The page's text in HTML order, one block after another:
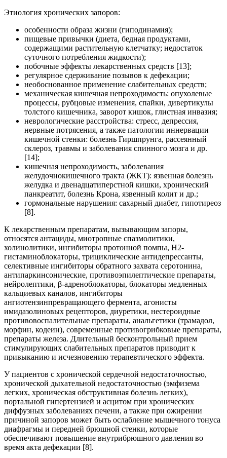
Этиология хронических запоров:
особенности образа жизни (гиподинамия);
пищевые привычки (диета, бедная продуктами,
содержащими растительную клетчатку; недостаток
суточного потребления жидкости);
побочные эффекты лекарственных средств [13];
регулярное сдерживание позывов к дефекации;
необоснованное применение слабительных средств;
механическая кишечная непроходимость: опухолевые
процессы, рубцовые изменения, спайки, дивертикулы
толстого кишечника, заворот кишок, глистная инвазия;
неврологические расстройства: стресс, депрессия,
нервные потрясения, а также патологии иннервации
кишечной стенки: болезнь Гиршпрунга, рассеянный
склероз, травмы и заболевания спинного мозга и др.
[14];
кишечная непроходимость, заболевания
желудочнокишечного тракта (ЖКТ): язвенная болезнь
желудка и двенадцатиперстной кишки, хронический
панкреатит, болезнь Крона, язвенный колит и др.;
гормональные нарушения: сахарный диабет, гипотиреоз
[8].
К лекарственным препаратам, вызывающим запоры,
относятся антациды, миотропные спазмолитики,
холинолитики, ингибиторы протонной помпы, Н2-
гистаминоблокаторы, трициклические антидепрессанты,
селективные ингибиторы обратного захвата серотонина,
антипаркинсонические, противоэпилептические препараты,
нейролептики, β-адреноблокаторы, блокаторы медленных
кальциевых каналов, ингибиторы
ангиотензинпревращающего фермента, агонисты
имидазолиновых рецепторов, диуретики, нестероидные
противовоспалительные препараты, анальгетики (трамадол,
морфин, кодеин), современные противогрибковые препараты,
препараты железа. Длительный бесконтрольный прием
стимулирующих слабительных препаратов приводит к
привыканию и исчезновению терапевтического эффекта.
У пациентов c хронической сердечной недостаточностью,
хронической дыхательной недостаточностью (эмфизема
легких, хроническая обструктивная болезнь легких),
портальной гипертензией и асцитом при хронических
диффузных заболеваниях печени, а также при ожирении
причиной запоров может быть ослабление мышечного тонуса
диафрагмы и передней брюшной стенки, которые
обеспечивают повышение внутрибрюшного давления во
время акта дефекации [8].